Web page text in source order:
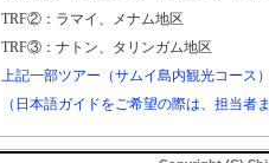
TRF②：ラマイ、メナム地区
TRF③：ナトン、タリンガム地区
上記一部ツアー（サムイ島内観光コース
（日本語ガイドをご希望の際は、担当者